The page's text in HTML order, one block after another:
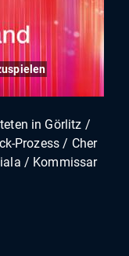
in Görlitz /
Prozess / Cher
/ Kommissar